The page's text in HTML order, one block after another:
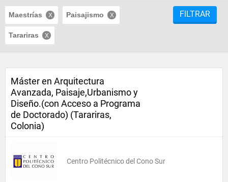
Maestrías Paisajismo
Tarariras
FILTRAR
Máster en Arquitectura
Avanzada, Paisaje,Urbanismo y
Diseño.(con Acceso a Programa
de Doctorado) (Tarariras,
Colonia)
Centro Politécnico del Cono Sur